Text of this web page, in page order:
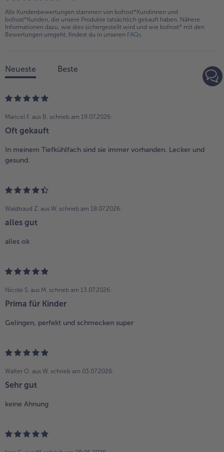
Alle Kundenbewertungen stammen von bofrost*Kundinnen und
bofrost*Kunden, die unsere Produkte tatsächlich gekauft haben. Nähere
Informationen dazu, wie dies sichergestellt wird und wie bofrost* mit den
Bewertungen umgeht, findest du in unseren FAQs
Neueste Beste
Maricel F. aus B. schrieb am 19.07.2026:
Oft gekauft
In meinem Tiefkühlfach sind sie immer vorhanden. Lecker und
gesund.
Waldtraud Z. aus W. schrieb am 18.07.2026:
alles gut
alles ok
Nicole S. aus M. schrieb am 13.07.2026:
Prima für Kinder
Gelingen, perfekt und schmecken super
Walter O. aus W. schrieb am 03.07.2026:
Sehr gut
keine Ahnung